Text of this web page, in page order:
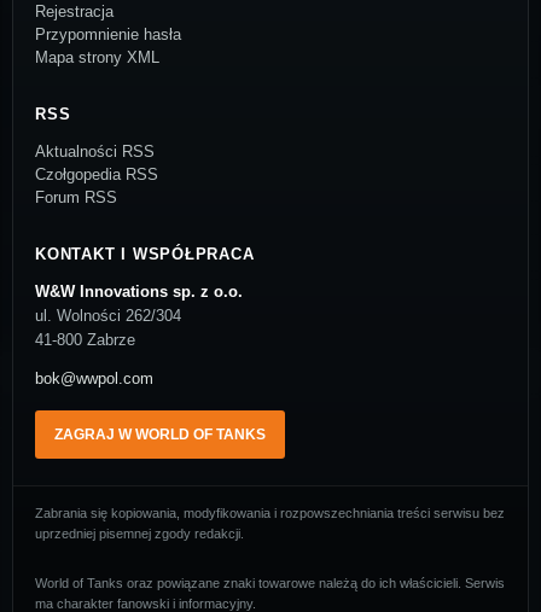
Rejestracja
Przypomnienie hasła
Mapa strony XML
RSS
Aktualności RSS
Czołgopedia RSS
Forum RSS
KONTAKT I WSPÓŁPRACA
W&W Innovations sp. z o.o.
ul. Wolności 262/304
41-800 Zabrze
bok@wwpol.com
ZAGRAJ W WORLD OF TANKS
Zabrania się kopiowania, modyfikowania i rozpowszechniania treści serwisu bez
uprzedniej pisemnej zgody redakcji.
World of Tanks oraz powiązane znaki towarowe należą do ich właścicieli. Serwis
ma charakter fanowski i informacyjny.